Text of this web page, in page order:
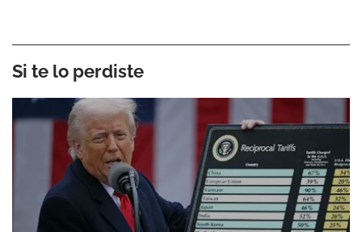
Si te lo perdiste